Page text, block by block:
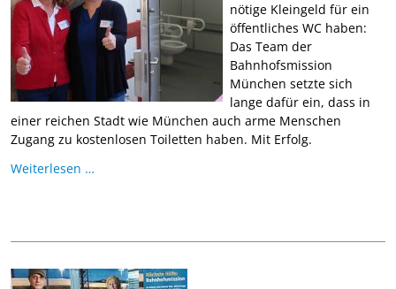
nötige Kleingeld für ein
öffentliches WC haben:
Das Team der
Bahnhofsmission
München setzte sich
lange dafür ein, dass in
einer reichen Stadt wie München auch arme Menschen
Zugang zu kostenlosen Toiletten haben. Mit Erfolg.
Weiterlesen …